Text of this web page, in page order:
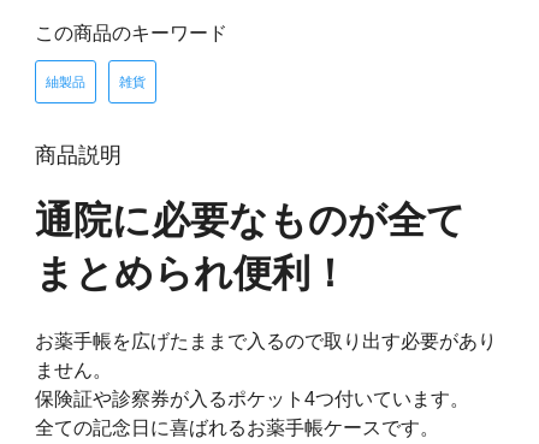
この商品のキーワード
紬製品 雑貨
商品説明
通院に必要なものが全て
まとめられ便利！
お薬手帳を広げたままで入るので取り出す必要があり
ません。
保険証や診察券が入るポケット4つ付いています。
全ての記念日に喜ばれるお薬手帳ケースです。